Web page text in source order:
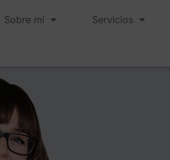
Sobre mí Servicios